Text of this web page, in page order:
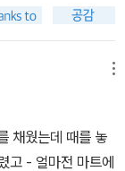
웠는데 때를 놓
고 - 얼마전 마트에